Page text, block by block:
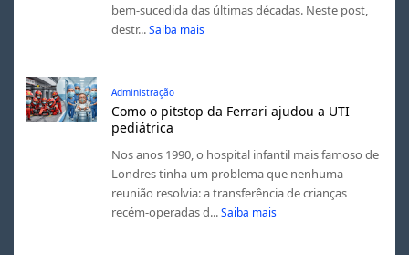
bem-sucedida das últimas décadas. Neste post,
destr... Saiba mais
Administração
Como o pitstop da Ferrari ajudou a UTI
pediátrica
Nos anos 1990, o hospital infantil mais famoso de
Londres tinha um problema que nenhuma
reunião resolvia: a transferência de crianças
recém-operadas d... Saiba mais